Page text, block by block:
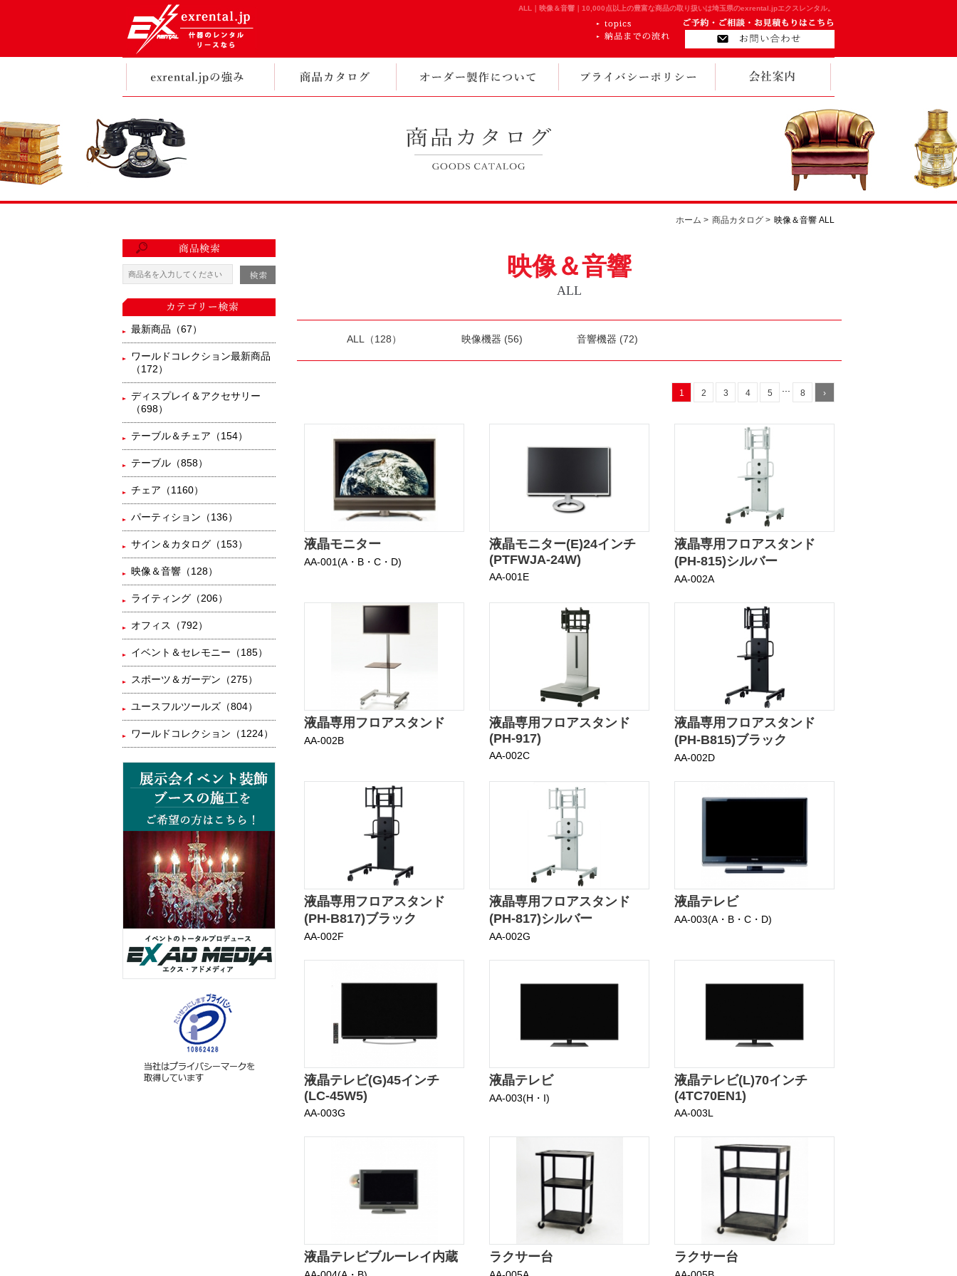
ALL｜映像＆音響｜10,000点以上の豊富な商品の取り扱いは埼玉県のexrental.jpエクスレンタル。
ホーム > 商品カタログ > 映像＆音響 ALL
最新商品（67）
ワールドコレクション最新商品
（172）
ディスプレイ＆アクセサリー
（698）
テーブル＆チェア（154）
テーブル（858）
チェア（1160）
パーティション（136）
サイン＆カタログ（153）
映像＆音響（128）
ライティング（206）
オフィス（792）
イベント＆セレモニー（185）
スポーツ＆ガーデン（275）
ユースフルツールズ（804）
ワールドコレクション（1224）
映像＆音響
ALL
ALL（128） 映像機器 (56) 音響機器 (72)
1 2 3 4 5 8 ›
液晶モニター
AA-001(A・B・C・D)
液晶モニター(E)24インチ
(PTFWJA-24W)
AA-001E
液晶専用フロアスタンド
(PH-815)シルバー
AA-002A
液晶専用フロアスタンド
AA-002B
液晶専用フロアスタンド
(PH-917)
AA-002C
液晶専用フロアスタンド
(PH-B815)ブラック
AA-002D
液晶専用フロアスタンド
(PH-B817)ブラック
AA-002F
液晶専用フロアスタンド
(PH-817)シルバー
AA-002G
液晶テレビ
AA-003(A・B・C・D)
液晶テレビ(G)45インチ
(LC-45W5)
AA-003G
液晶テレビ
AA-003(H・I)
液晶テレビ(L)70インチ
(4TC70EN1)
AA-003L
液晶テレビブルーレイ内蔵 ラクサー台 ラクサー台